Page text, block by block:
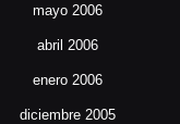
mayo 2006
abril 2006
enero 2006
diciembre 2005